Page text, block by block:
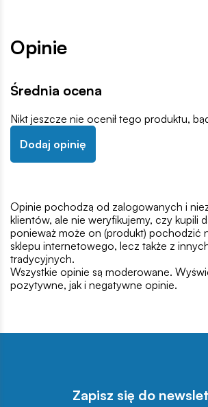
Opinie
Średnia ocena
Nikt jeszcze nie ocenił tego produktu,
Dodaj opinię
Opinie pochodzą od zalogowanych i
klientów, ale nie weryfikujemy, czy kupili
ponieważ może on (produkt) pochodzić
sklepu internetowego, lecz także z
tradycyjnych.
Wszystkie opinie są moderowane.
pozytywne, jak i negatywne opinie.
Zapisz się do